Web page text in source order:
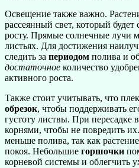
Освещение также важно.
рассеянный свет, который будет
росту. Прямые солнечные лучи
листьях. Для достижения
следить за периодом полива и
достаточное количество
активного роста.
Также стоит учитывать, что
обрезок, чтобы поддерживать
густоту листвы. При пересадке
корнями, чтобы не повредить
меньше полива, так как
покоя. Небольшие горшочки
корневой системы и облегчить